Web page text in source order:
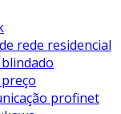
rede residencial
profinet